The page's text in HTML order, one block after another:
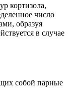
кортизола,
число
образуя
в случае
собой парные